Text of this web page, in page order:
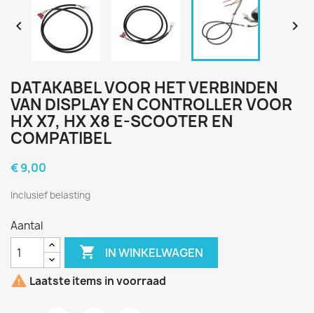
 
DATAKABEL VOOR HET VERBINDEN
VAN DISPLAY EN CONTROLLER VOOR
HX X7, HX X8 E-SCOOTER EN
COMPATIBEL
€ 9,00
Inclusief belasting
Aantal
 IN WINKELWAGEN
 Laatste items in voorraad